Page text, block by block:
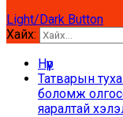
Light/Dark Button
Хайх:
Нүүр
Татварын
боломж
яаралтай